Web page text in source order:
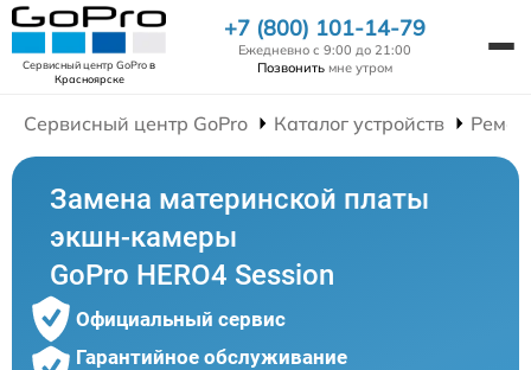
Сервисный центр GoProв
Красноярске
+7 (800) 101-14-79
Ежедневно с 9:00 до 21:00
Позвонить мне утром
Сервисный центр GoPro Каталог устройств
Замена материнской платы
экшн-камеры
GoPro HERO4 Session
Официальный сервис
Гарантийное обслуживание